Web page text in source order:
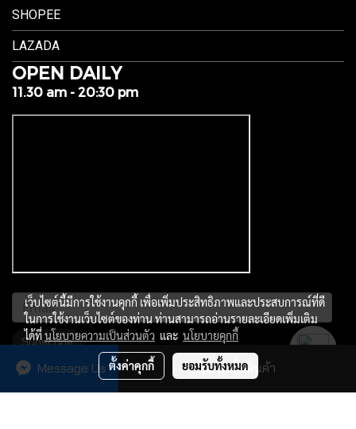
สั่งซื้อสินค้า
Message Us
SHOPEE
LAZADA
OPEN DAILY
11.30 am - 20:30 pm
Subscribe
เว็บไซต์นี้มีการใช้งานคุกกี้ เพื่อเพิ่มประสิทธิภาพและประสบการณ์ที่ดี
ในการใช้งานเว็บไซต์ของท่าน ท่านสามารถอ่านรายละเอียดเพิ่มเติม
ได้ที่นโยบายความเป็นส่วนตัว และ นโยบายคุกกี้
ตั้งค่าคุกกี้ ยอมรับทั้งหมด